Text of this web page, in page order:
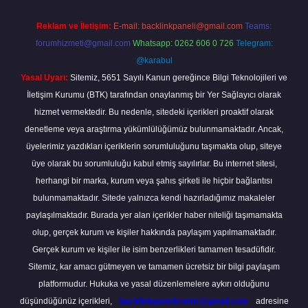
Reklam ve İletişim: E-mail: backlinkpaneli@gmail.com Teams:
forumhizmeti@gmail.com Whatsapp: 0262 606 0 726 Telegram:
@karabul
Yasal Uyarı: Sitemiz, 5651 Sayılı Kanun gereğince Bilgi Teknolojileri ve
İletişim Kurumu (BTK) tarafından onaylanmış bir Yer Sağlayıcı olarak
hizmet vermektedir. Bu nedenle, sitedeki içerikleri proaktif olarak
denetleme veya araştırma yükümlülüğümüz bulunmamaktadır. Ancak,
üyelerimiz yazdıkları içeriklerin sorumluluğunu taşımakta olup, siteye
üye olarak bu sorumluluğu kabul etmiş sayılırlar. Bu internet sitesi,
herhangi bir marka, kurum veya şahıs şirketi ile hiçbir bağlantısı
bulunmamaktadır. Sitede yalnızca kendi hazırladığımız makaleler
paylaşılmaktadır. Burada yer alan içerikler haber niteliği taşımamakta
olup, gerçek kurum ve kişiler hakkında paylaşım yapılmamaktadır.
Gerçek kurum ve kişiler ile isim benzerlikleri tamamen tesadüfidir.
Sitemiz, kar amacı gütmeyen ve tamamen ücretsiz bir bilgi paylaşım
platformudur. Hukuka ve yasal düzenlemelere aykırı olduğunu
düşündüğünüz içerikleri,
backlinkpanelicomtr@gmail.com adresine